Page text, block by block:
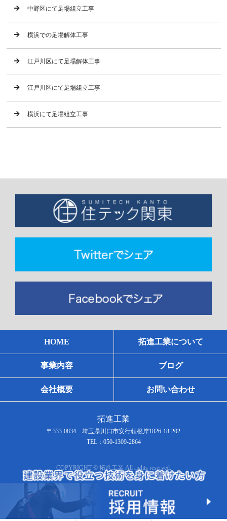
中野区にて足場組立工事
横浜での足場解体工事
江戸川区にて足場解体工事
江戸川区にて足場組立工事
横浜にて足場組立工事
HOME 拓進工業について
事業内容 ブログ
会社概要 お問い合わせ
拓進工業
〒333-0834 埼玉県川口市安行領根岸1826-18-202
TEL：050-1309-2864
COPYRIGHT © 拓進工業 All rights reserved.